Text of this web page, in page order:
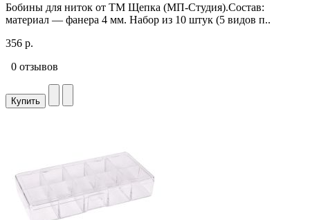
Бобины для ниток от ТМ Щепка (МП-Студия).Состав:
материал — фанера 4 мм. Набор из 10 штук (5 видов п..
356 р.
0 отзывов
Купить